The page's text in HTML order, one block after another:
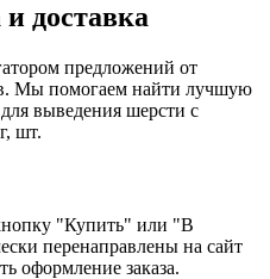
доставка
предложений от
Мы помогаем найти лучшую
выведения шерсти с
шт.
"Купить" или "В
перенаправлены на сайт
оформление заказа.